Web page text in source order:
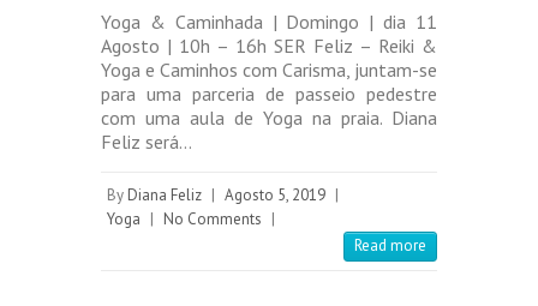
Yoga & Caminhada | Domingo | dia 11
Agosto | 10h – 16h SER Feliz – Reiki &
Yoga e Caminhos com Carisma, juntam-se
para uma parceria de passeio pedestre
com uma aula de Yoga na praia. Diana
Feliz será…
By Diana Feliz | Agosto 5, 2019 |
Yoga | No Comments |
Read more